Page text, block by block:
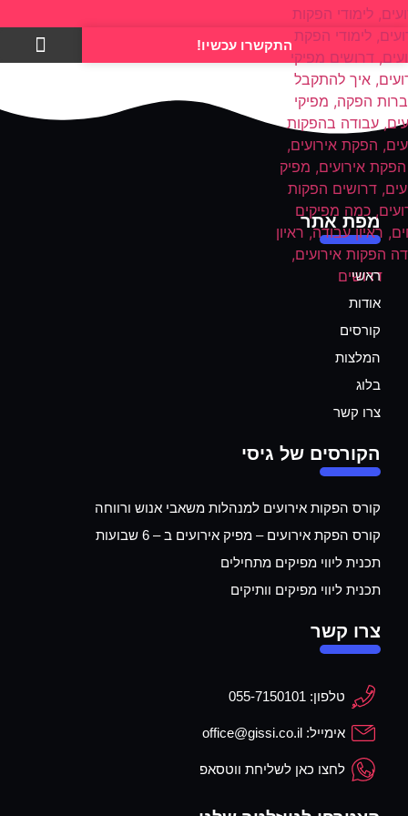
התקשרו עכשיו!
מפת אתר
ראשי
אודות
קורסים
המלצות
בלוג
צרו קשר
הקורסים של גיסי
קורס הפקות אירועים למנהלות משאבי אנוש ורווחה
קורס הפקת אירועים – מפיק אירועים ב – 6 שבועות
תכנית ליווי מפיקים מתחילים
תכנית ליווי מפיקים וותיקים
צרו קשר
טלפון: 055-7150101
אימייל: office@gissi.co.il
לחצו כאן לשליחת ווטסאפ